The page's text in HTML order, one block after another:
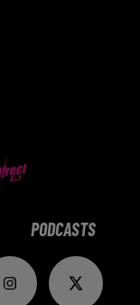
PODCASTS